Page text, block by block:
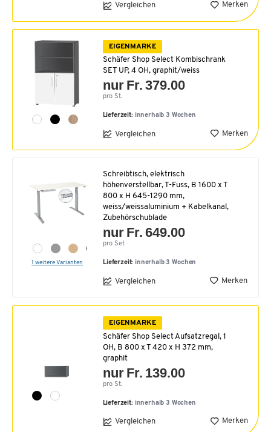
Vergleichen Merken
EIGENMARKE
Schäfer Shop Select Kombischrank
SET UP, 4 OH, graphit/weiss
nur Fr. 379.00
pro St.
Lieferzeit: innerhalb 3 Wochen
Vergleichen Merken
1 weitere Varianten
Schreibtisch, elektrisch
höhenverstellbar, T-Fuss, B 1600 x T
800 x H 645-1290 mm,
weiss/weissaluminium + Kabelkanal,
Zubehörschublade
nur Fr. 649.00
pro Set
Lieferzeit: innerhalb 3 Wochen
Vergleichen Merken
EIGENMARKE
Schäfer Shop Select Aufsatzregal, 1
OH, B 800 x T 420 x H 372 mm,
graphit
nur Fr. 139.00
pro St.
Lieferzeit: innerhalb 3 Wochen
Vergleichen Merken